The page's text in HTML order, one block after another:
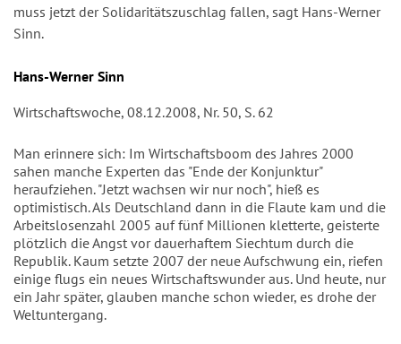
muss jetzt der Solidaritätszuschlag fallen, sagt Hans-Werner
Sinn.
Autor/en
Hans-Werner Sinn
Wirtschaftswoche, 08.12.2008, Nr. 50, S. 62
Man erinnere sich: Im Wirtschaftsboom des Jahres 2000
sahen manche Experten das "Ende der Konjunktur"
heraufziehen. "Jetzt wachsen wir nur noch", hieß es
optimistisch. Als Deutschland dann in die Flaute kam und die
Arbeitslosenzahl 2005 auf fünf Millionen kletterte, geisterte
plötzlich die Angst vor dauerhaftem Siechtum durch die
Republik. Kaum setzte 2007 der neue Aufschwung ein, riefen
einige flugs ein neues Wirtschaftswunder aus. Und heute, nur
ein Jahr später, glauben manche schon wieder, es drohe der
Weltuntergang.